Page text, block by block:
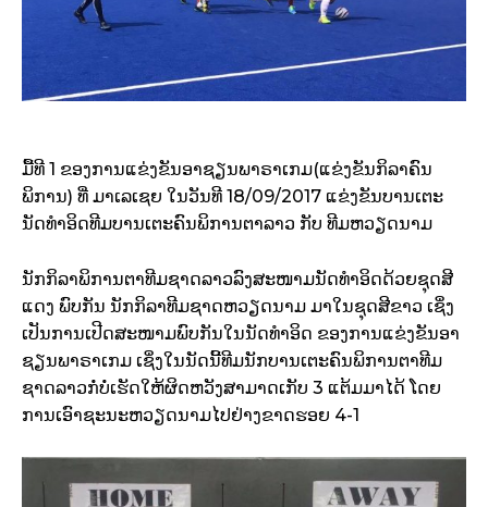
ມື້ທີ 1 ຂອງການແຂ່ງຂັນອາຊຽນພາຣາເກມ(ແຂ່ງຂັນກິລາຄົນ
ພິການ) ທີ່ ມາເລເຊຍ ໃນວັນທີ 18/09/2017 ແຂ່ງຂັນບານເຕະ
ນັດທຳອິດທີມບານເຕະຄົນພິການຕາລາວ ກັບ ທີມຫວຽດນາມ
ນັກກິລາພິການຕາທີມຊາດລາວລົງສະໜາມນັດທຳອິດດ້ວຍຊຸດສີ
ແດງ ພົບກັນ ນັກກິລາທີມຊາດຫວຽດນາມ ມາໃນຊຸດສີຂາວ ເຊິ່ງ
ເປັນການເປີດສະໜາມພົບກັນໃນນັດທຳອິດ ຂອງການແຂ່ງຂັນອາ
ຊຽນພາຣາເກມ ເຊິ່ງໃນນັດນີ້ທີມນັກບານເຕະຄົນພິການຕາທີມ
ຊາດລາວກໍ່ບໍ່ເຮັດໃຫ້ຜິດຫວັງສາມາດເກັບ 3 ແຕ້ມມາໄດ້ ໂດຍ
ການເອົາຊະນະຫວຽດນາມໄປຢ່າງຂາດຮອຍ 4-1